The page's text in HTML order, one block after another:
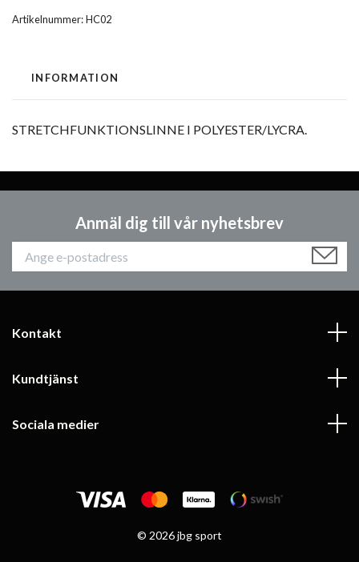
Artikelnummer:HC02
INFORMATION
STRETCHFUNKTIONSLINNE I POLYESTER/LYCRA.
Anmäl dig till vår nyhetsbrev
Kontakt
Kundtjänst
Sociala medier
© 2026 jbg sport